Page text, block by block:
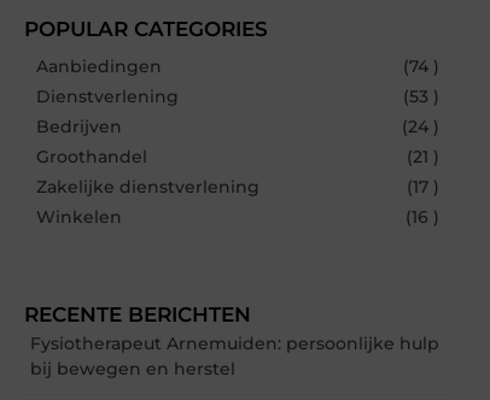
POPULAR CATEGORIES
Aanbiedingen
(74 )
Dienstverlening
(53 )
Bedrijven
(24 )
Groothandel
(21 )
Zakelijke dienstverlening
(17 )
Winkelen
(16 )
RECENTE BERICHTEN
Fysiotherapeut Arnemuiden: persoonlijke hulp
bij bewegen en herstel